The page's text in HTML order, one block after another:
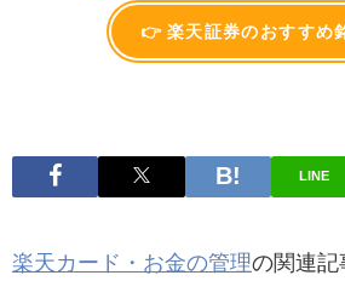
👉 楽天証券のおすすめ
LINE
楽天カード・お金の管理の関連記